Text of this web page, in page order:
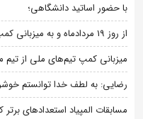
با حضور اساتید دانشگاهی؛
از روز 19 مردادماه و به میزبانی کمپ تیم های ملی؛
میزبانی کمپ تیم‌های ملی از تیم
رضایی: به لطف خدا توانستم
مسابقات المپیاد استعدادهای